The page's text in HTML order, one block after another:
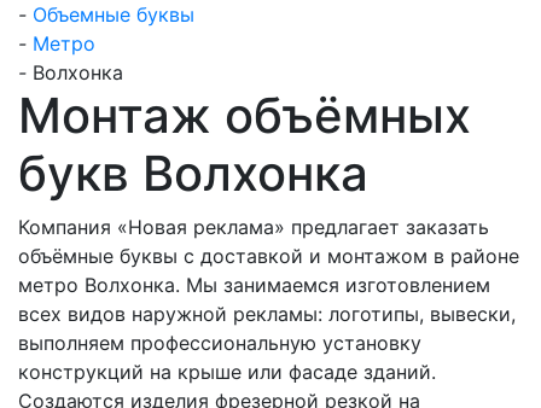
- Объемные буквы
- Метро
- Волхонка
Монтаж объёмных
букв Волхонка
Компания «Новая реклама» предлагает заказать
объёмные буквы с доставкой и монтажом в районе
метро Волхонка. Мы занимаемся изготовлением
всех видов наружной рекламы: логотипы, вывески,
выполняем профессиональную установку
конструкций на крыше или фасаде зданий.
Создаются изделия фрезерной резкой на